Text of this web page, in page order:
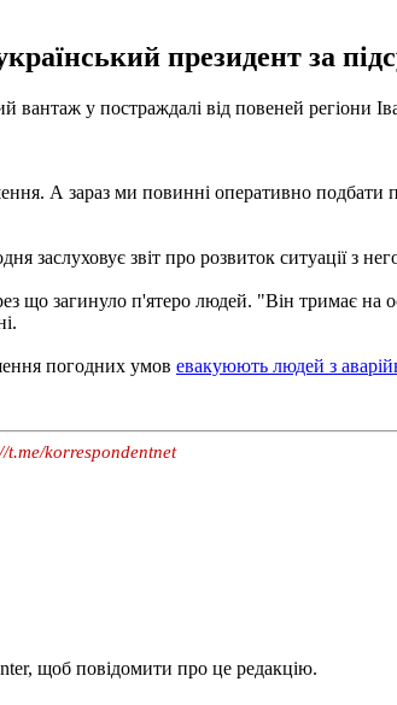
президент за
у постраждалі від повеней регіони
А зараз ми повинні оперативно подбати
заслуховує звіт про розвиток ситуації з
що загинуло п'ятеро людей. "Він тримає на
погодних умов евакуюють людей з
t.me/korrespondentnet
щоб повідомити про це редакцію.